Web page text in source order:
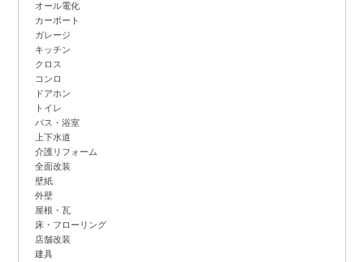
オール電化
カーポート
ガレージ
キッチン
クロス
コンロ
ドアホン
トイレ
バス・浴室
上下水道
介護リフォーム
全面改装
壁紙
外壁
屋根・瓦
床・フローリング
店舗改装
建具